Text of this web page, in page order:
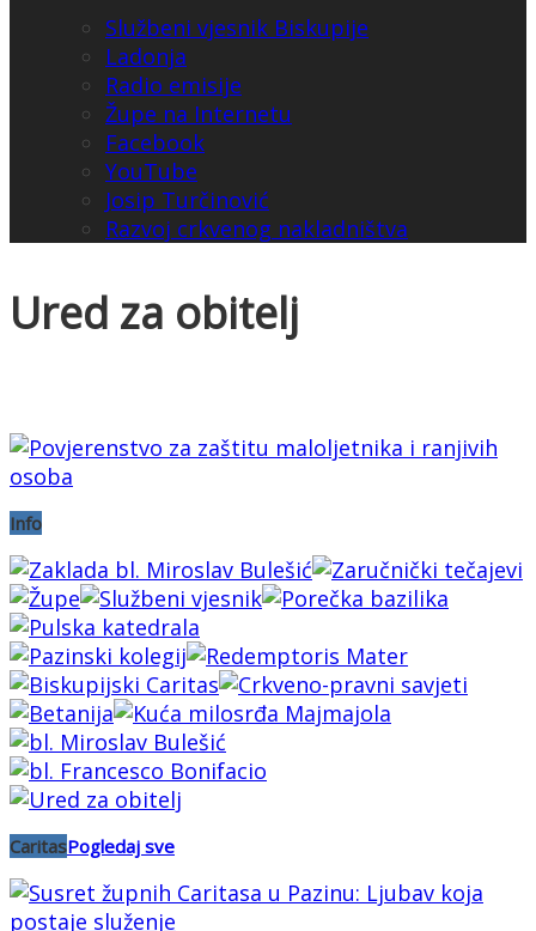
Službeni vjesnik Biskupije
Ladonja
Radio emisije
Župe na Internetu
Facebook
YouTube
Josip Turčinović
Razvoj crkvenog nakladništva
Ured za obitelj
Info
CaritasPogledaj sve